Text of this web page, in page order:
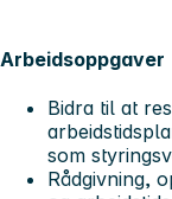
Arbeidsoppgaver
Bidra til at
som
Rådgivning,